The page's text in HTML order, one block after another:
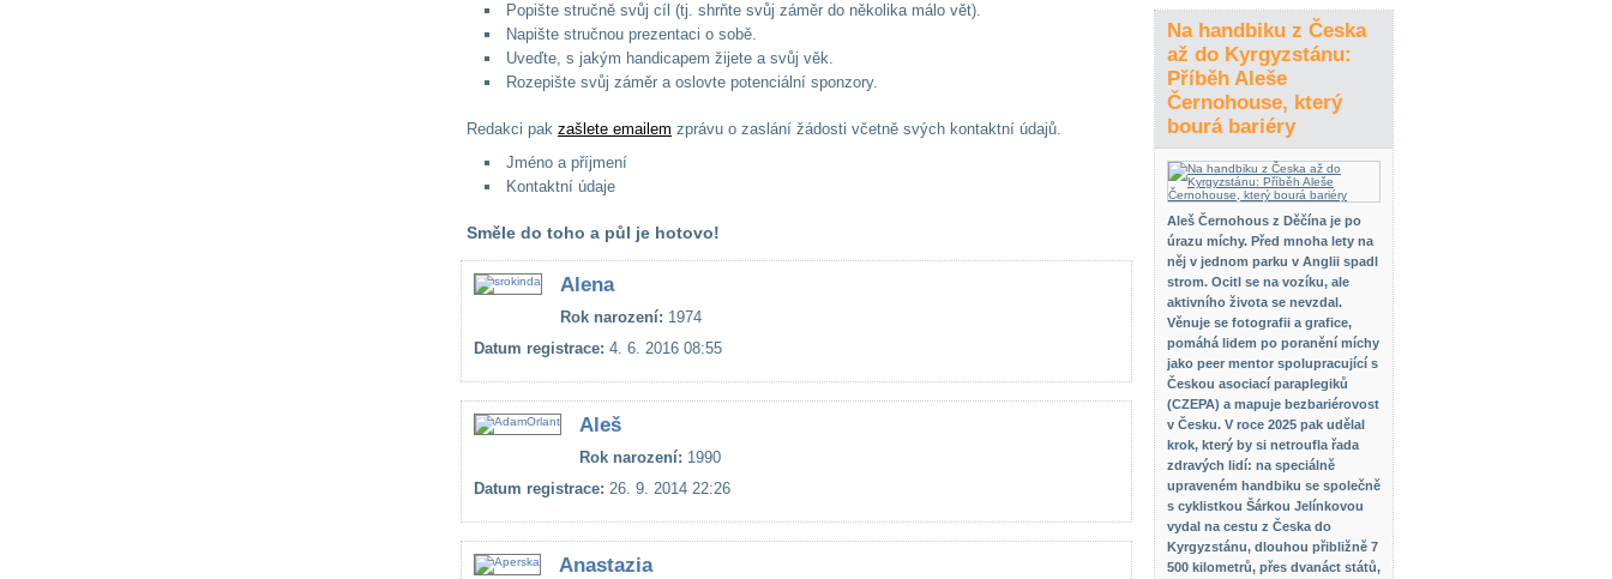
Popište stručně svůj cíl (tj. shrňte svůj záměr do několika málo vět).
Napište stručnou prezentaci o sobě.
Uveďte, s jakým handicapem žijete a svůj věk.
Rozepište svůj záměr a oslovte potenciální sponzory.
Redakci pak zašlete emailem zprávu o zaslání žádosti včetně svých kontaktní údajů.
Jméno a příjmení
Kontaktní údaje
Směle do toho a půl je hotovo!
Alena
Rok narození: 1974
Datum registrace: 4. 6. 2016 08:55
Aleš
Rok narození: 1990
Datum registrace: 26. 9. 2014 22:26
Anastazia
Na handbiku z Česka
až do Kyrgyzstánu:
Příběh Aleše
Černohouse, který
bourá bariéry
Aleš Černohous z Děčína je po
úrazu míchy. Před mnoha lety na
něj v jednom parku v Anglii spadl
strom. Ocitl se na vozíku, ale
aktivního života se nevzdal.
Věnuje se fotografii a grafice,
pomáhá lidem po poranění míchy
jako peer mentor spolupracující s
Českou asociací paraplegiků
(CZEPA) a mapuje bezbariérovost
v Česku. V roce 2025 pak udělal
krok, který by si netroufla řada
zdravých lidí: na speciálně
upraveném handbiku se společně
s cyklistkou Šárkou Jelínkovou
vydal na cestu z Česka do
Kyrgyzstánu, dlouhou přibližně 7
500 kilometrů, přes dvanáct států,